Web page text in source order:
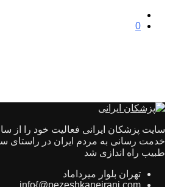
0
خدمت رسانی به مردم ایران در راستای
طبیب راه اندازی شد
تهران بلوار میرداماد
info{@pezeshkaneirani.com